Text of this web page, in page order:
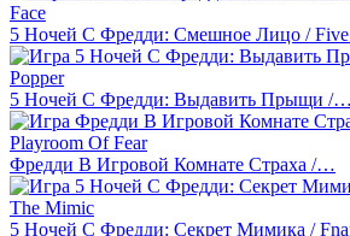
5 Ночей С Фредди: Смешное Лицо /
5 Ночей С Фредди: Выдавить Прыщи /…
Фредди В Игровой Комнате Страха /…
5 Ночей С Фредди: Секрет Мимика /